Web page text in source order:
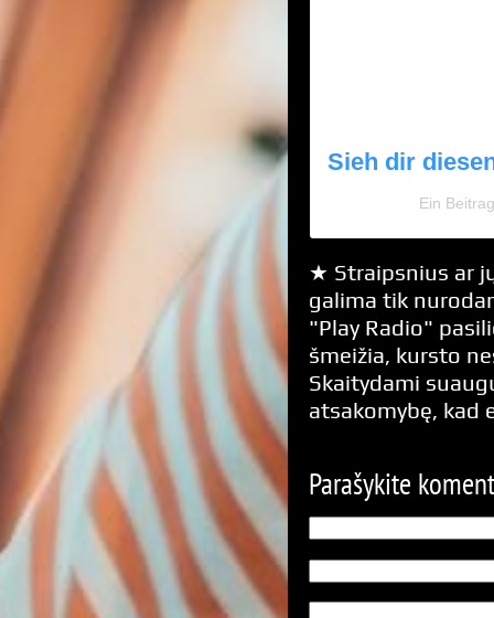
Sieh dir
Ein
★ Straipsnius ar
galima tik
"Play Radio"
šmeižia, kursto
Skaitydami
atsakomybę, kad
Parašykite